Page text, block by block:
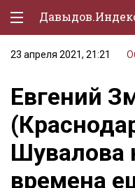
Политическая жизнь
Экономика
Природа
Образование
Спорт
23 апреля 2021, 21:21
Евгений
Шувалова
времена